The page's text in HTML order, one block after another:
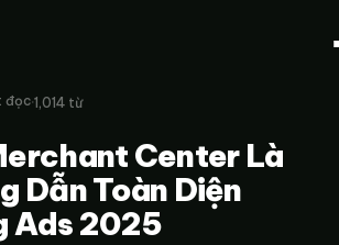
đọc·1,014 từ
Center Là
Dẫn Toàn Diện
Ads 2025